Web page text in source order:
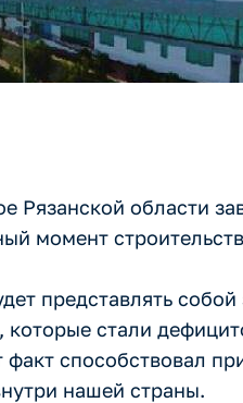
Рязанской области
момент
представлять
которые стали
факт способствовал
нашей страны.